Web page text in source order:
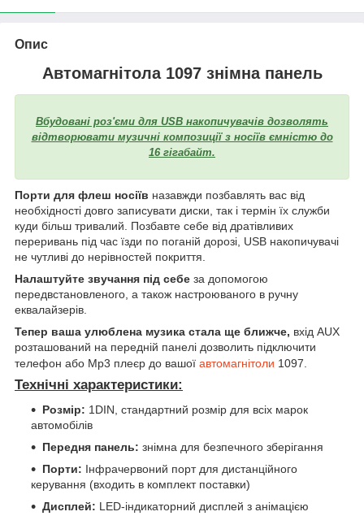
Опис
Автомагнітола 1097 знімна панель
Вбудовані роз'єми для USB накопичувачів дозволять
відтворювати музичні композиції з носіїв ємністю до
16 гігабайт.
Порти для флеш носіїв назавжди позбавлять вас від
необхідності довго записувати диски, так і термін їх служби
куди більш тривалий. Позбавте себе від дратівливих
переривань під час їзди по поганій дорозі, USB накопичувачі
не чутливі до нерівностей покриття.
Налаштуйте звучання під себе за допомогою
передвстановленого, а також настроюваного в ручну
еквалайзерів.
Тепер ваша улюблена музика стала ще ближче, вхід AUX
розташований на передній панелі дозволить підключити
телефон або Mp3 плеєр до вашої автомагнітоли 1097.
Технічні характеристики:
Розмір: 1DIN, стандартний розмір для всіх марок
автомобілів
Передня панель: знімна для безпечного зберігання
Порти: Інфрачервоний порт для дистанційного
керування (входить в комплект поставки)
Дисплей: LED-індикаторний дисплей з анімацією